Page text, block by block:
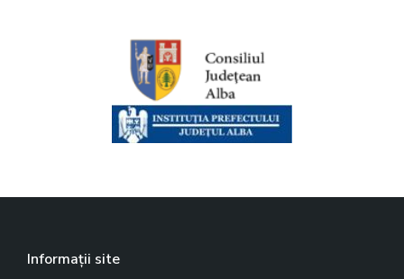
Informații site